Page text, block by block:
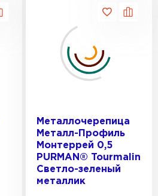
Металлочерепица
Металл-Профиль
Монтеррей 0,5
PURMAN® Tourmalin
Светло-зеленый
металлик